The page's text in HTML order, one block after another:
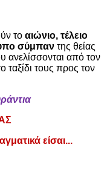
το αιώνιο, τέλειο
σύμπαν της θείας
ανελίσσονται από τον
τους προς τον
είσαι...